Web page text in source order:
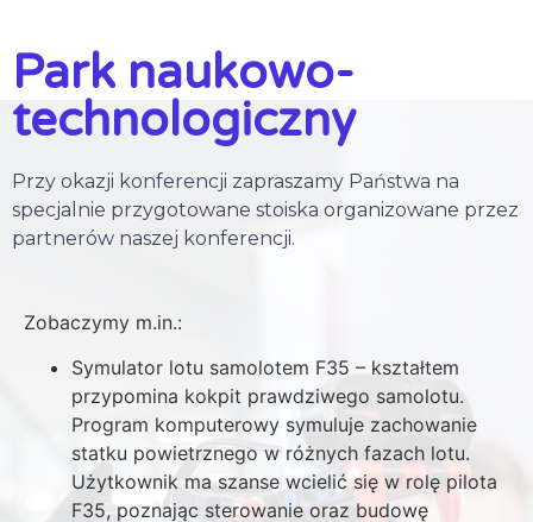
Park naukowo-
technologiczny
Przy okazji konferencji zapraszamy Państwa na
specjalnie przygotowane stoiska organizowane przez
partnerów naszej konferencji.
Zobaczymy m.in.:
Symulator lotu samolotem F35 – kształtem
przypomina kokpit prawdziwego samolotu.
Program komputerowy symuluje zachowanie
statku powietrznego w różnych fazach lotu.
Użytkownik ma szanse wcielić się w rolę pilota
F35, poznając sterowanie oraz budowę